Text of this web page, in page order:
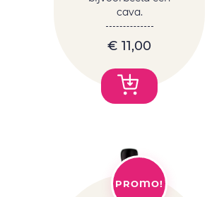
cava.
€ 11,00
PROMO!